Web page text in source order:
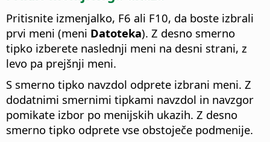
Pritisnite izmenjalko, F6 ali F10, da boste izbrali
prvi meni (meni Datoteka). Z desno smerno
tipko izberete naslednji meni na desni strani, z
levo pa prejšnji meni.
S smerno tipko navzdol odprete izbrani meni. Z
dodatnimi smernimi tipkami navzdol in navzgor
pomikate izbor po menijskih ukazih. Z desno
smerno tipko odprete vse obstoječe podmenije.